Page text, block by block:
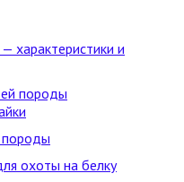
характеристики и
породы
породы
охоты на белку